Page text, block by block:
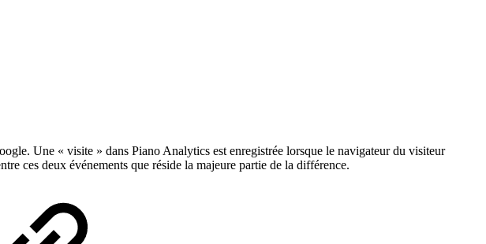
Une « visite » dans Piano Analytics est enregistrée lorsque le navigateur du visiteur
ces deux événements que réside la majeure partie de la différence.